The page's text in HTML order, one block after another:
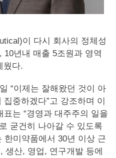
이 다시 회사의 정체성
10년내 매출 5조원과 영역
웠다.
“이제는 잘해왔던 것이 아
중하겠다”고 강조하며 이
는 “경영과 대주주의 일을
굳건히 나아갈 수 있도록
한미약품에서 30년 이상 근
생산, 영업, 연구개발 등에